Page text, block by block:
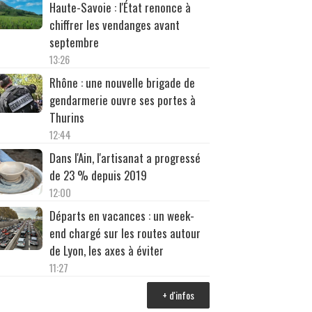
Haute-Savoie : l'État renonce à
chiffrer les vendanges avant
septembre
13:26
Rhône : une nouvelle brigade de
gendarmerie ouvre ses portes à
Thurins
12:44
Dans l'Ain, l'artisanat a progressé
de 23 % depuis 2019
12:00
Départs en vacances : un week-
end chargé sur les routes autour
de Lyon, les axes à éviter
11:27
+ d'infos